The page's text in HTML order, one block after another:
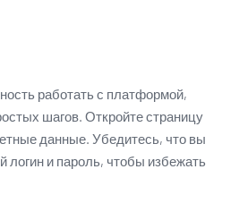
работать с платформой,
шагов. Откройте страницу
данные. Убедитесь, что вы
логин и пароль, чтобы избежать